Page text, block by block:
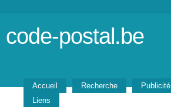
code-postal.be
Accueil Recherche Publicité
Liens